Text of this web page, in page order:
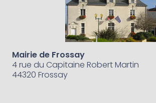
Mairie de Frossay
4 rue du Capitaine Robert Martin
44320 Frossay